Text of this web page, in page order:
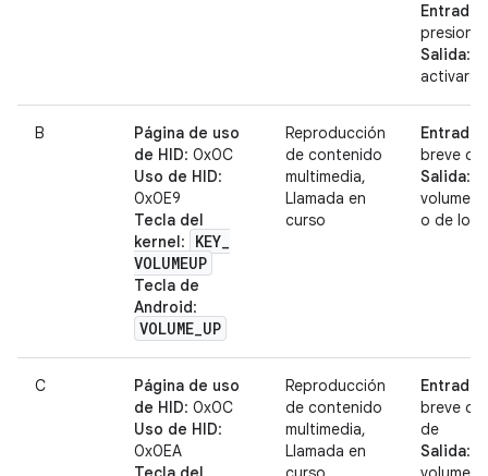
Entrada
Salida:
activar
B
Página de uso
de HID: 0x0C
Uso de HID:
0x0E9
Tecla del
kernel: KEY_
VOLUMEUP
Tecla de
Android:
VOLUME_UP
Reproducción
de contenido
multimedia,
Llamada en
curso
Entrada
breve o
Salida:
volumen
o de los
C
Página de uso
de HID: 0x0C
Uso de HID:
0x0EA
Reproducción
de contenido
multimedia,
Llamada en
Entrada
breve o
de
Salida: